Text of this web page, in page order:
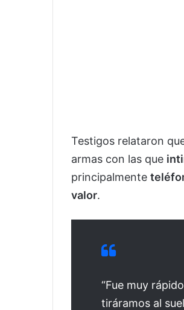
Testigos relataron
armas con las que
principalmente
valor.
“Fue muy
tiráramos al